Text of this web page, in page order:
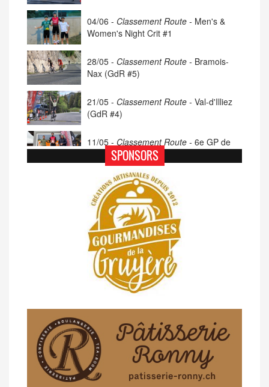
04/06 - Classement Route - Men's &
Women's Night Crit #1
28/05 - Classement Route - Bramois-
Nax (GdR #5)
21/05 - Classement Route - Val-d'Illiez
(GdR #4)
11/05 - Classement Route - 6e GP de
Porsel (TdC #4)
07/05 -Classement Route -
Pléiades (GdR #3)
23/04 -Classement Route -
Moléson (TdC #3)
14/04 -Photos -Les photos du 5e GP
de Semsales
SPONSORS